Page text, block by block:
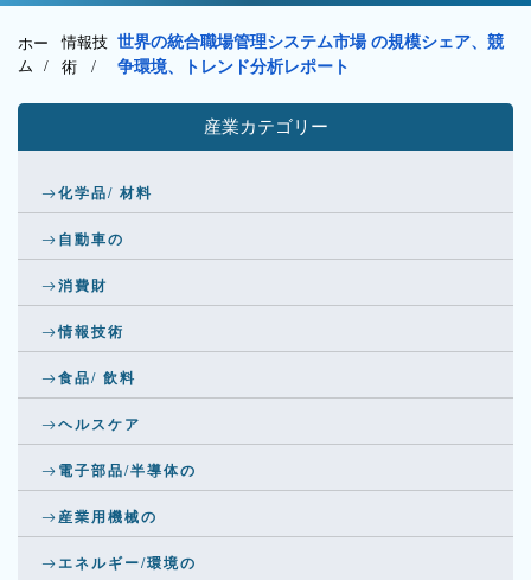
ホー
ム /
情報技
術/
世界の統合職場管理システム市場 の規模シェア、競
争環境、トレンド分析レポート
産業カテゴリー
化学品/ 材料
自動車の
消費財
情報技術
食品/ 飲料
ヘルスケア
電子部品/半導体の
産業用機械の
エネルギー/環境の